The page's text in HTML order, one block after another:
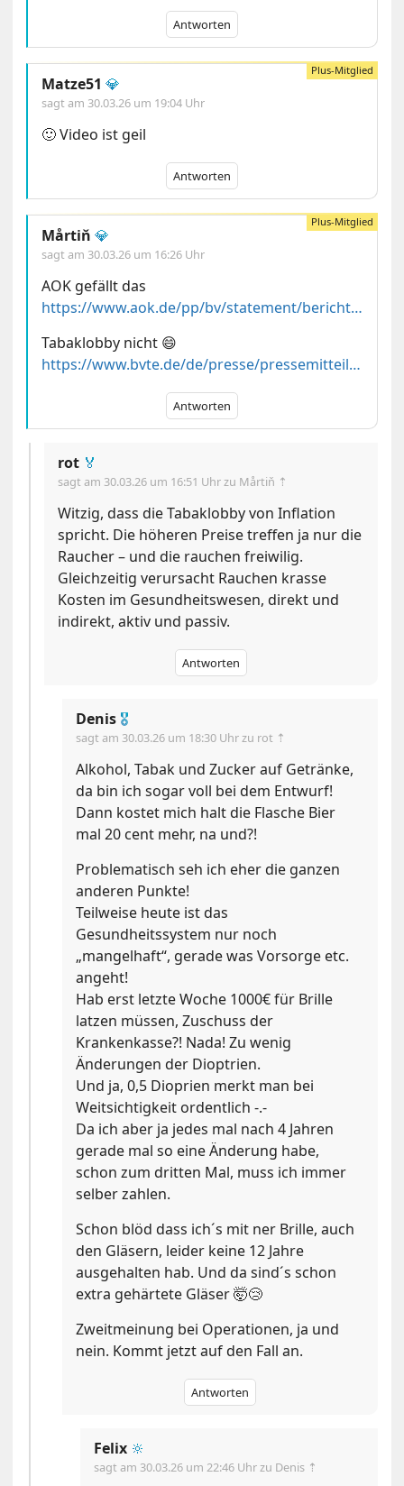
Antworten
Matze51 💎
sagt am 30.03.26 um 19:04 Uhr
🙂 Video ist geil
Antworten
Mårtiň 💎
sagt am 30.03.26 um 16:26 Uhr
AOK gefällt das
https://www.aok.de/pp/bv/statement/bericht-der-finanzkommission/
Tabaklobby nicht 😄
https://www.bvte.de/de/presse/pressemitteilung/kritik-an-gkv-reformplaenen
Antworten
rot 🏅
sagt am 30.03.26 um 16:51 Uhrzu Mårtiň ⇡
Witzig, dass die Tabaklobby von Inflation
spricht. Die höheren Preise treffen ja nur die
Raucher – und die rauchen freiwilig.
Gleichzeitig verursacht Rauchen krasse
Kosten im Gesundheitswesen, direkt und
indirekt, aktiv und passiv.
Antworten
Denis 🎖
sagt am 30.03.26 um 18:30 Uhrzu rot ⇡
Alkohol, Tabak und Zucker auf Getränke,
da bin ich sogar voll bei dem Entwurf!
Dann kostet mich halt die Flasche Bier
mal 20 cent mehr, na und?!
Problematisch seh ich eher die ganzen
anderen Punkte!
Teilweise heute ist das
Gesundheitssystem nur noch
„mangelhaft“, gerade was Vorsorge etc.
angeht!
Hab erst letzte Woche 1000€ für Brille
latzen müssen, Zuschuss der
Krankenkasse?! Nada! Zu wenig
Änderungen der Dioptrien.
Und ja, 0,5 Dioprien merkt man bei
Weitsichtigkeit ordentlich -.-
Da ich aber ja jedes mal nach 4 Jahren
gerade mal so eine Änderung habe,
schon zum dritten Mal, muss ich immer
selber zahlen.
Schon blöd dass ich´s mit ner Brille, auch
den Gläsern, leider keine 12 Jahre
ausgehalten hab. Und da sind´s schon
extra gehärtete Gläser 🤯😢
Zweitmeinung bei Operationen, ja und
nein. Kommt jetzt auf den Fall an.
Antworten
Felix 🔆
sagt am 30.03.26 um 22:46 Uhrzu Denis ⇡